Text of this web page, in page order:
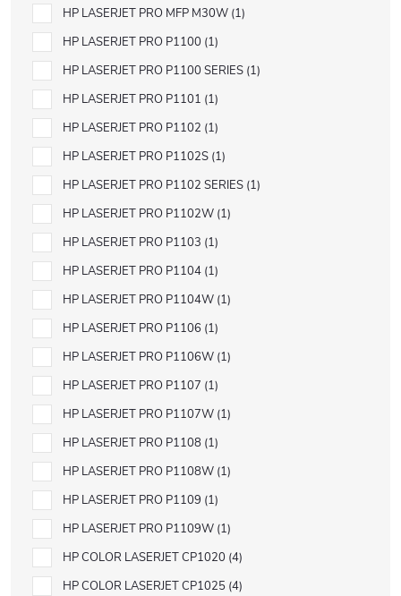
HP LASERJET PRO MFP M30W 1
HP LASERJET PRO P1100 1
HP LASERJET PRO P1100 SERIES 1
HP LASERJET PRO P1101 1
HP LASERJET PRO P1102 1
HP LASERJET PRO P1102S 1
HP LASERJET PRO P1102 SERIES 1
HP LASERJET PRO P1102W 1
HP LASERJET PRO P1103 1
HP LASERJET PRO P1104 1
HP LASERJET PRO P1104W 1
HP LASERJET PRO P1106 1
HP LASERJET PRO P1106W 1
HP LASERJET PRO P1107 1
HP LASERJET PRO P1107W 1
HP LASERJET PRO P1108 1
HP LASERJET PRO P1108W 1
HP LASERJET PRO P1109 1
HP LASERJET PRO P1109W 1
HP COLOR LASERJET CP1020 4
HP COLOR LASERJET CP1025 4